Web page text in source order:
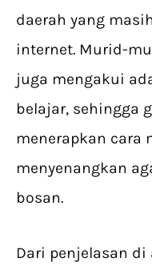
daerah yang
internet. Murid-
juga mengakui
belajar, sehingga
menerapkan cara
menyenangkan
bosan.
Dari penjelasan